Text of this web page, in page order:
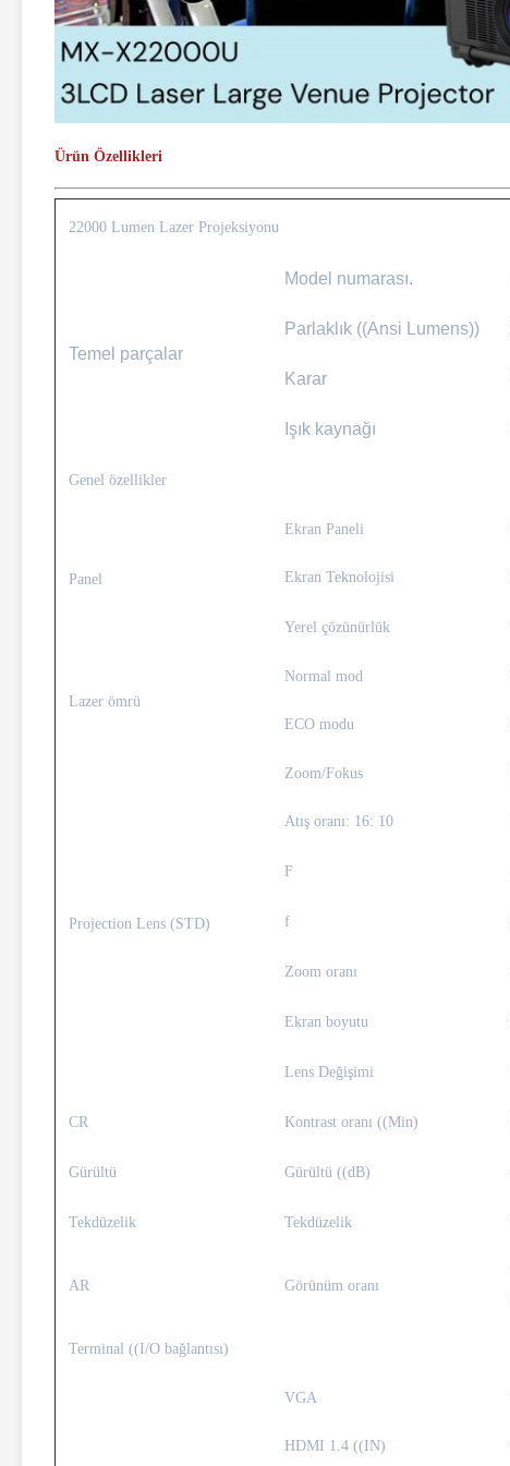
Ürün Özellikleri
22000 Lumen Lazer Projeksiyonu
Temel parçalar
Model numarası.
Parlaklık ((Ansi Lumens))
Karar
Işık kaynağı
Genel özellikler
Panel
Ekran Paneli
Ekran Teknolojisi
Yerel çözünürlük
Lazer ömrü
Normal mod
ECO modu
Projection Lens (STD)
Zoom/Fokus
Atış oranı: 16: 10
F
f
Zoom oranı
Ekran boyutu
Lens Değişimi
CR Kontrast oranı ((Min)
Gürültü Gürültü ((dB)
Tekdüzelik Tekdüzelik
AR Görünüm oranı
Terminal ((I/O bağlantısı)
VGA
HDMI 1.4 ((IN)